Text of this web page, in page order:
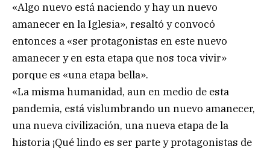
«Algo nuevo está naciendo y hay un nuevo
amanecer en la Iglesia», resaltó y convocó
entonces a «ser protagonistas en este nuevo
amanecer y en esta etapa que nos toca vivir»
porque es «una etapa bella».
«La misma humanidad, aun en medio de esta
pandemia, está vislumbrando un nuevo amanecer,
una nueva civilización, una nueva etapa de la
historia ¡Qué lindo es ser parte y protagonistas de